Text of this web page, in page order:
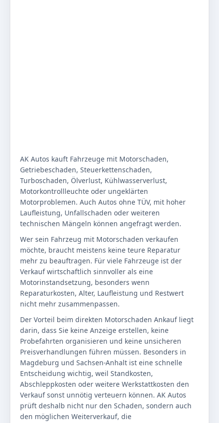
AK Autos kauft Fahrzeuge mit Motorschaden,
Getriebeschaden, Steuerkettenschaden,
Turboschaden, Ölverlust, Kühlwasserverlust,
Motorkontrollleuchte oder ungeklärten
Motorproblemen. Auch Autos ohne TÜV, mit hoher
Laufleistung, Unfallschaden oder weiteren
technischen Mängeln können angefragt werden.
Wer sein Fahrzeug mit Motorschaden verkaufen
möchte, braucht meistens keine teure Reparatur
mehr zu beauftragen. Für viele Fahrzeuge ist der
Verkauf wirtschaftlich sinnvoller als eine
Motorinstandsetzung, besonders wenn
Reparaturkosten, Alter, Laufleistung und Restwert
nicht mehr zusammenpassen.
Der Vorteil beim direkten Motorschaden Ankauf liegt
darin, dass Sie keine Anzeige erstellen, keine
Probefahrten organisieren und keine unsicheren
Preisverhandlungen führen müssen. Besonders in
Magdeburg und Sachsen-Anhalt ist eine schnelle
Entscheidung wichtig, weil Standkosten,
Abschleppkosten oder weitere Werkstattkosten den
Verkauf sonst unnötig verteuern können. AK Autos
prüft deshalb nicht nur den Schaden, sondern auch
den möglichen Weiterverkauf, die